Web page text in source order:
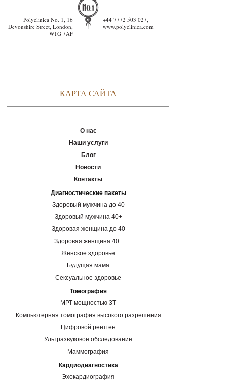
Polyclinica No. 1, 16
Devonshire Street, London,
W1G 7AF
+44 7772 503 027,
www.polyclinica.com
КАРТА САЙТА
О нас
Наши услуги
Блог
Новости
Контакты
Диагностические пакеты
Здоровый мужчина до 40
Здоровый мужчина 40+
Здоровая женщина до 40
Здоровая женщина 40+
Женское здоровье
Будущая мама
Сексуальное здоровье
Томография
МРТ мощностью 3Т
Компьютерная томография высокого разрешения
Цифровой рентген
Ультразвуковое обследование
Маммография
Кардиодиагностика
Эхокардиография